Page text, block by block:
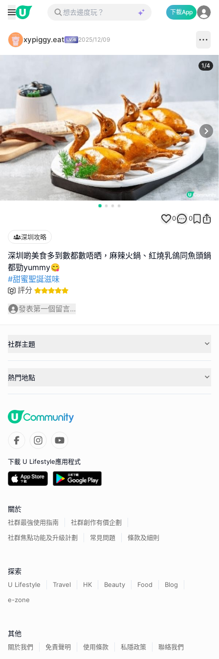
下載App
xypiggy.eat 2025/12/09
1/4
0 0
深圳攻略
深圳啲美食多到數都數唔晒，麻辣火鍋、紅燒乳鴿同魚頭鍋
#甜蜜聖誕滋味
評分
發表第一個留言...
社群主題
熱門地點
下載 U Lifestyle應用程式
關於
社群最強使用指南
社群創作有價企劃
社群焦點功能及升級計劃
常見問題 條款及細則
探索
U Lifestyle Travel HK Beauty Food
Blog
e-zone
其他
關於我們 免責聲明 使用條款 私隱政策 聯絡我們